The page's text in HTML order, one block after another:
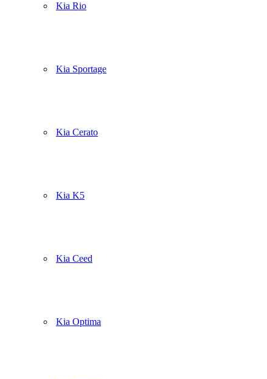
Kia Rio
Kia Sportage
Kia Cerato
Kia K5
Kia Ceed
Kia Optima